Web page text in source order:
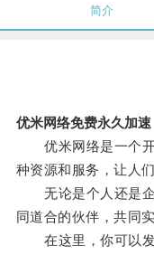
简介
优米网络免费永久加速
优米网络是一个开
种资源和服务，让人
无论是个人还是企
同道合的伙伴，共同
在这里，你可以发